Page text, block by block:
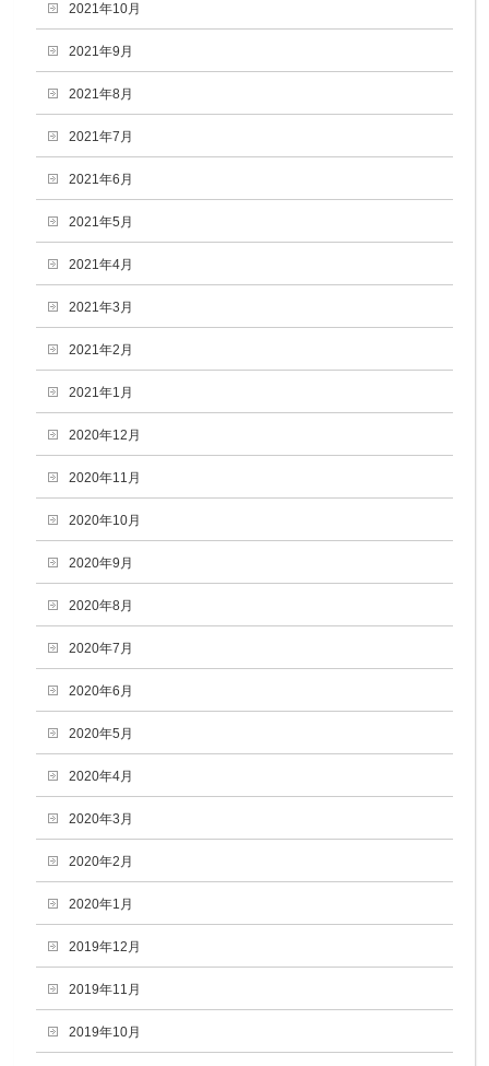
2021年10月
2021年9月
2021年8月
2021年7月
2021年6月
2021年5月
2021年4月
2021年3月
2021年2月
2021年1月
2020年12月
2020年11月
2020年10月
2020年9月
2020年8月
2020年7月
2020年6月
2020年5月
2020年4月
2020年3月
2020年2月
2020年1月
2019年12月
2019年11月
2019年10月